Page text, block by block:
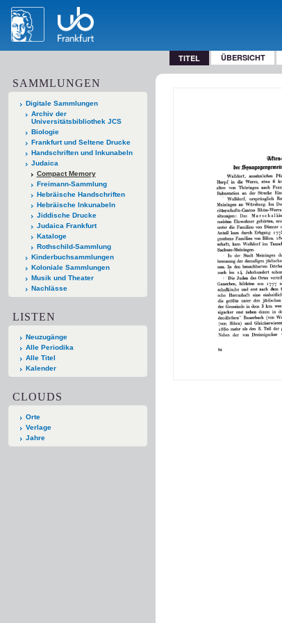
TITEL ÜBERSICHT
SAMMLUNGEN
Digitale Sammlungen
Archiv der
Universitätsbibliothek JCS
Biologie
Frankfurt und Seltene Drucke
Handschriften und Inkunabeln
Judaica
Compact Memory
Freimann-Sammlung
Hebräische Handschriften
Hebräische Inkunabeln
Jiddische Drucke
Judaica Frankfurt
Kataloge
Rothschild-Sammlung
Kinderbuchsammlungen
Koloniale Sammlungen
Musik und Theater
Nachlässe
LISTEN
Neuzugänge
Alle Periodika
Alle Titel
Kalender
CLOUDS
Orte
Verlage
Jahre